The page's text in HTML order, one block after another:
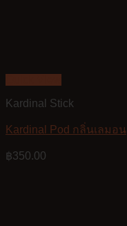
Kardinal Stick
Kardinal Pod กลิ่นเลมอน
฿350.00